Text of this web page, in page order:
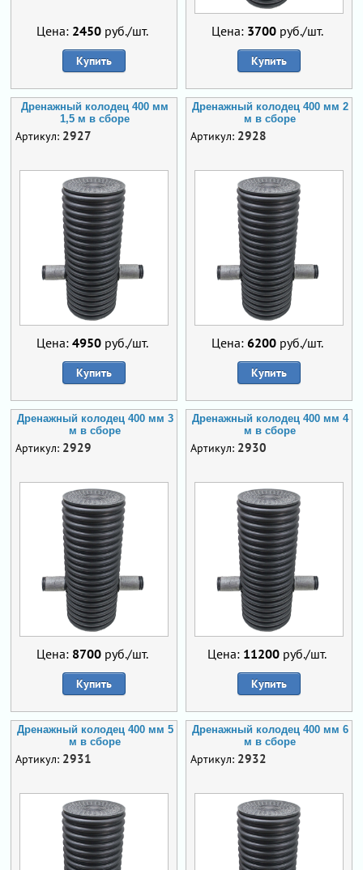
Цена: 2450руб./шт.
Купить
Цена: 3700руб./шт.
Купить
Дренажный колодец 400 мм
1,5 м в сборе
Артикул: 2927
Цена: 4950руб./шт.
Купить
Дренажный колодец 400 мм 2
м в сборе
Артикул: 2928
Цена: 6200руб./шт.
Купить
Дренажный колодец 400 мм 3
м в сборе
Артикул: 2929
Цена: 8700руб./шт.
Купить
Дренажный колодец 400 мм 4
м в сборе
Артикул: 2930
Цена: 11200 руб./шт.
Купить
Дренажный колодец 400 мм 5
м в сборе
Артикул: 2931
Дренажный колодец 400 мм 6
м в сборе
Артикул: 2932